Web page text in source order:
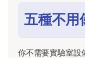
五種不用
你不需要實驗室設